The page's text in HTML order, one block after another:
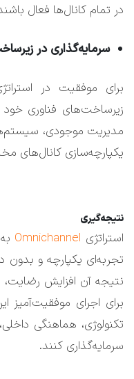
در تمام کانال‌ها فعال
سرمایه‌گذاری در
زیرساخت‌های فناوری خود
یکپارچه‌سازی کانال‌های
نتیجه‌گیری
استراتژی Omnichannelبه
تجربه‌ای یکپارچه و بدون
نتیجه آن افزایش رضایت،
برای اجرای موفقیت‌آمیز
تکنولوژی، هماهنگی
سرمایه‌گذاری کنند.